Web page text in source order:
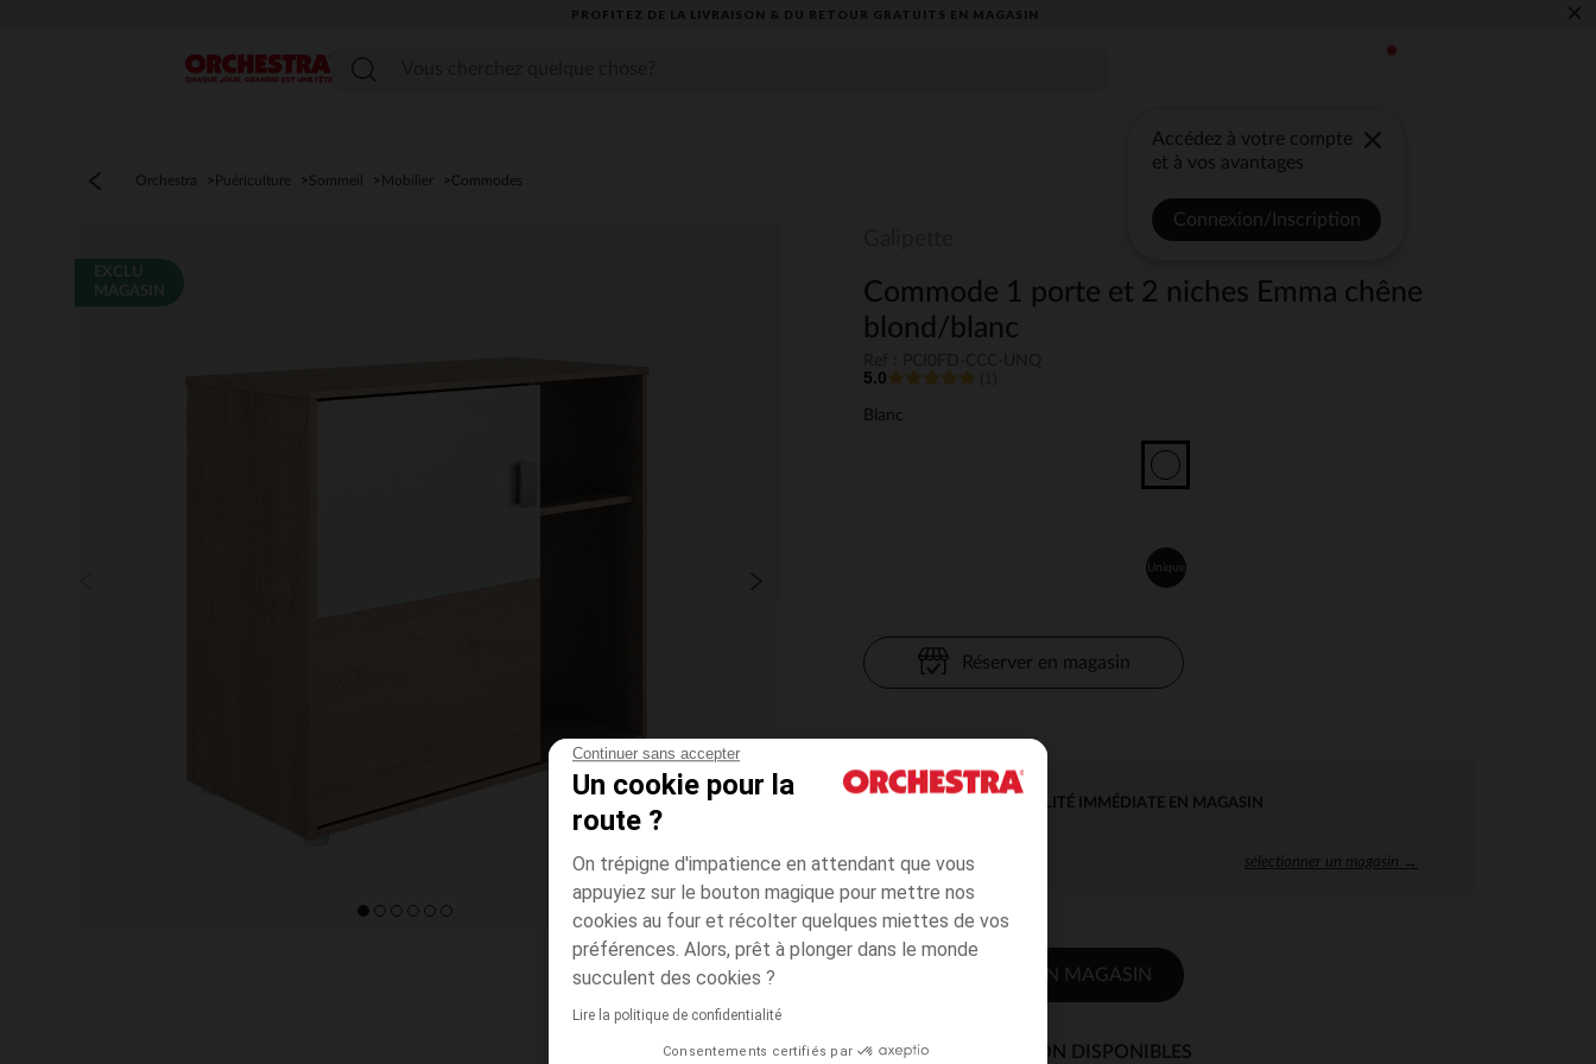
Continuer sans accepter
Un cookie pour la
route ?
On trépigne d'impatience en attendant que vous
appuyiez sur le bouton magique pour mettre nos
cookies au four et récolter quelques miettes de vos
préférences. Alors, prêt à plonger dans le monde
succulent des cookies ?
Lire la politique de confidentialité
Consentements certifiés par
PROFITEZ DE LA LIVRAISON & DU RETOUR GRATUITS EN MAGASIN​ ×
Menu
Accédez à votre compte
et à vos avantages
Connexion/Inscription
Orchestra Puériculture Sommeil Mobilier Commodes
EXCLU
MAGASIN
Commode 1 porte et 2 niches Emma chêne
blond/blanc
5.0
Blanc
Unique
Réserver en magasin
DISPONIBILITÉ IMMÉDIATE EN MAGASIN
sélectionner un magasin →
CONTACTER MON MAGASIN
MODES DE LIVRAISON DISPONIBLES